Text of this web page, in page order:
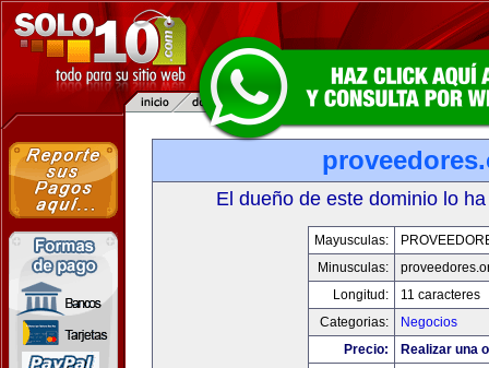
El dueño de este dominio lo
Mayusculas:
Minusculas:
Longitud:
11 caracteres
Categorias:
Negocios
Precio:
Realizar una